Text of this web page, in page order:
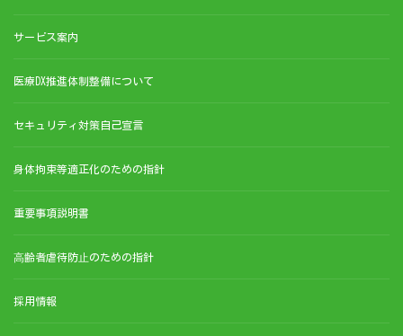
サービス案内
医療DX推進体制整備について
セキュリティ対策自己宣言
身体拘束等適正化のための指針
重要事項説明書
⾼齢者虐待防⽌のための指針
採用情報